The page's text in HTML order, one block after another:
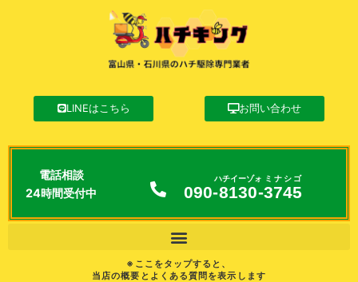
LINEはこちら お問い合わせ
電話相談
24時間受付中
090-8130
ハチイーゾォ
-3745
ミナシゴ
※ここをタップすると、
当店の概要とよくある質問を表示します